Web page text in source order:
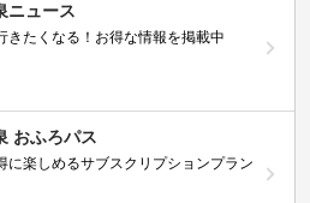
ニュース
きたくなる！お得な情報を掲載中
おふろパス
に楽しめるサブスクリプションプラン